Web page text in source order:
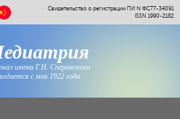
Свидетельство о регистрации ПИ N ФС77-34091
ISSN 1990-2182
имени Г.Н. Сперанского
издается с мая 1922 года